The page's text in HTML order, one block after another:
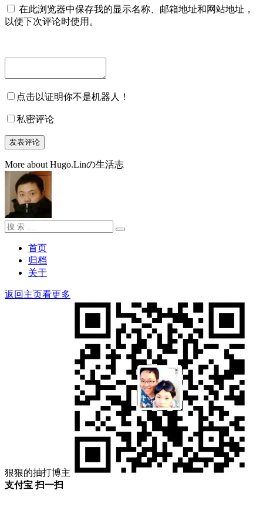
在此浏览器中保存我的显示名称、邮箱地址和网站地址，
以便下次评论时使用。
点击以证明你不是机器人！
私密评论
More about Hugo.Linの生活志
搜
搜
首页
归档
关于
返回主页看更多
狠狠的抽打博主
支付宝 扫一扫